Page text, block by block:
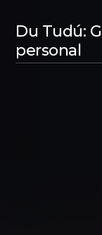
Du Tudú:
personal